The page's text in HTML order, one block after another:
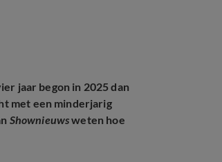
jaar begon in 2025 dan
met een minderjarig
Shownieuwsweten hoe